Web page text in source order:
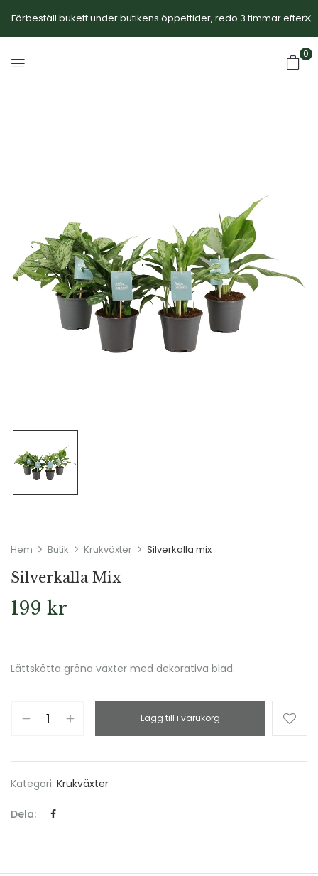
Förbeställ bukett under butikens öppettider, redo 3 timmar efter.
0
Hem Butik Krukväxter Silverkalla mix
Silverkalla Mix
199 kr
Lättskötta gröna växter med dekorativa blad.
Lägg till i varukorg
Kategori: Krukväxter
Dela: